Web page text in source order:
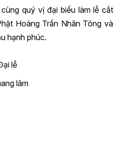
quý vị đại biểu làm lễ cắt
Hoàng Trần Nhân Tông và
hạnh phúc.
lễ
lâm